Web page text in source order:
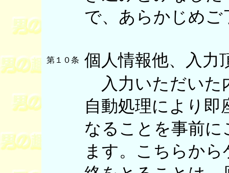
で、あらかじめご
第１０条
個人情報他、入力
入力いただいた
自動処理により即
なることを事前に
ます。こちらか